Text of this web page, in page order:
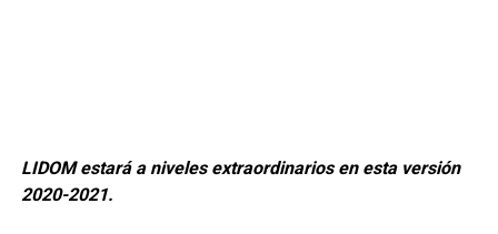
LIDOM estará a niveles extraordinarios en esta versión
2020-2021.